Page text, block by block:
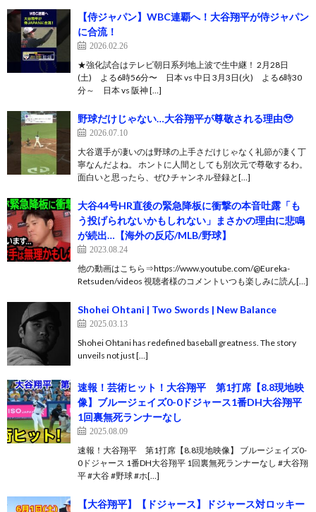
【侍ジャパン】WBC連覇へ！大谷翔平が侍ジャパン
に合流！
2026.02.26
★強化試合はテレビ朝日系列地上波で生中継！ 2月28日
(土) よる6時56分〜 日本 vs 中日 3月3日(火) よる6時30
分～ 日本 vs 阪神 […]
野球だけじゃない…大谷翔平が尊敬される理由🥹
2026.07.10
大谷選手が凄いのは野球の上手さだけじゃなく礼節が凄く丁
寧なんだよね。 ホントに人間としても別次元で尊敬するわ。
面白いと思ったら、ぜひチャンネル登録と[…]
大谷44号HR直後の緊急降板に衝撃の本音吐露「も
う投げられないかもしれない」まさかの理由に悲鳴
が続出…【海外の反応/MLB/野球】
2023.08.24
他の動画はこちら⇒https://www.youtube.com/@Eureka-
Retsuden/videos 視聴者様のコメントいつも楽しみに読ん[…]
Shohei Ohtani | Two Swords | New Balance
2025.03.13
Shohei Ohtani has redefined baseball greatness. The story
unveils not just […]
速報！芸術ヒット！大谷翔平 第1打席【8.8現地映
像】ブルージェイズ0-0ドジャース1番DH大谷翔平
1回裏無死ランナーなし
2025.08.09
速報！大谷翔平 第1打席【8.8現地映像】 ブルージェイズ0-
0ドジャース 1番DH大谷翔平 1回裏無死ランナーなし #大谷翔
平 #大谷 #野球 #ホ[…]
【大谷翔平】【ドジャース】ドジャース対ロッキー